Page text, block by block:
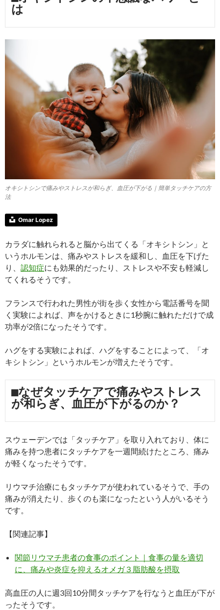
は
オキシトシンで痛みやストレスが和らぎ、血圧が下がる｜簡単タッチケアの方
法
Omar Lopez
カラダに触れられると脳から出てくる「オキシトシン」と
いうホルモンは、痛みやストレスを緩和し、血圧を下げた
り、 認知症にも効果的だったり、ストレスや不安も軽減し
てくれるそうです。
フランスで行われた男性が街を歩く女性から電話番号を聞
く実験によれば、声をかけるときに1秒腕に触れただけで成
功率が2倍になったそうです。
ハグをする実験によれば、ハグをすることによって、「オ
キシトシン」というホルモンが増えたそうです。
■なぜタッチケアで痛みやストレス
が和らぎ、血圧が下がるのか？
スウェーデンでは「タッチケア」を取り入れており、体に
痛みを持つ患者にタッチケアを一週間続けたところ、痛み
が軽くなったそうです。
リウマチ治療にもタッチケアが使われているそうで、手の
痛みが消えたり、歩くのも楽になったという人がいるそう
です。
【関連記事】
関節リウマチ患者の食事のポイント｜食事の量を適切
に、痛みや炎症を抑えるオメガ３脂肪酸を摂取
高血圧の人に週3回10分間タッチケアを行なうと血圧が下が
ったそうです。